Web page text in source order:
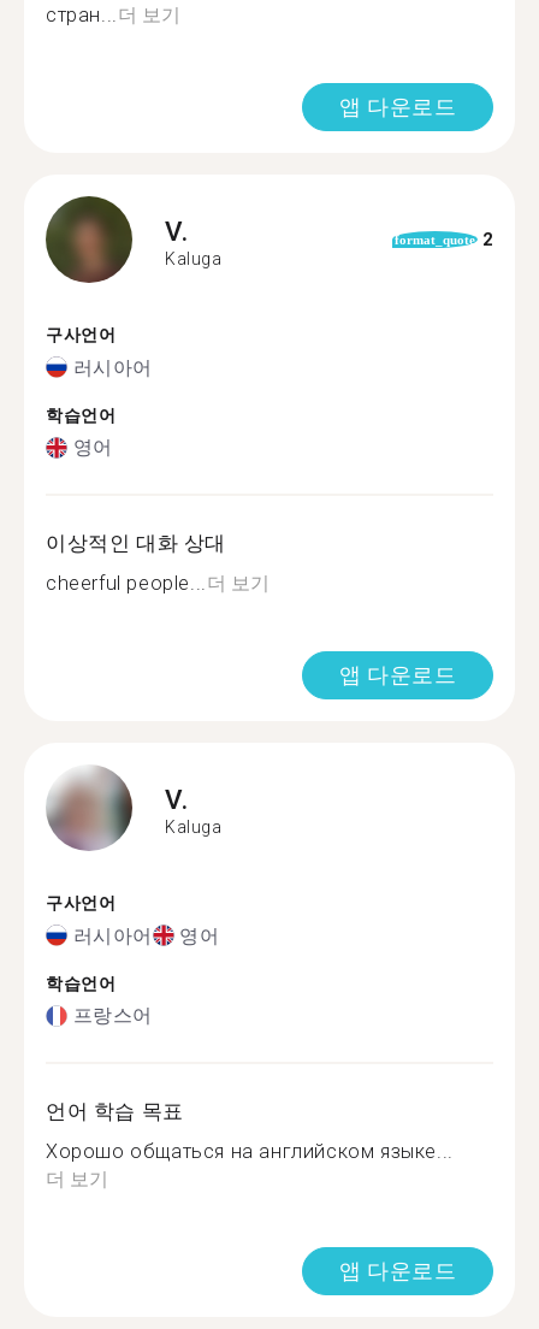
стран...더 보기
앱 다운로드
V.
Kaluga
format_quote 2
구사언어
러시아어
학습언어
영어
이상적인 대화 상대
cheerful people...더 보기
앱 다운로드
V.
Kaluga
구사언어
러시아어 영어
학습언어
프랑스어
언어 학습 목표
Хорошо общаться на английском языке...
더 보기
앱 다운로드